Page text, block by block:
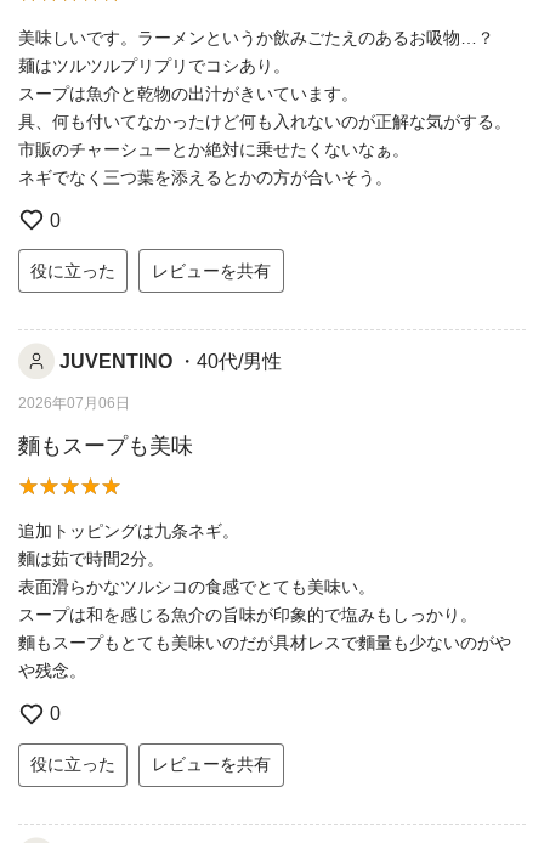
美味しいです。ラーメンというか飲みごたえのあるお吸物…？
麺はツルツルプリプリでコシあり。
スープは魚介と乾物の出汁がきいています。
具、何も付いてなかったけど何も入れないのが正解な気がする。
市販のチャーシューとか絶対に乗せたくないなぁ。
ネギでなく三つ葉を添えるとかの方が合いそう。
0
役に立った レビューを共有
JUVENTINO ・40代/男性
2026年07月06日
麵もスープも美味
追加トッピングは九条ネギ。
麵は茹で時間2分。
表面滑らかなツルシコの食感でとても美味い。
スープは和を感じる魚介の旨味が印象的で塩みもしっかり。
麵もスープもとても美味いのだが具材レスで麵量も少ないのがや
や残念。
0
役に立った レビューを共有